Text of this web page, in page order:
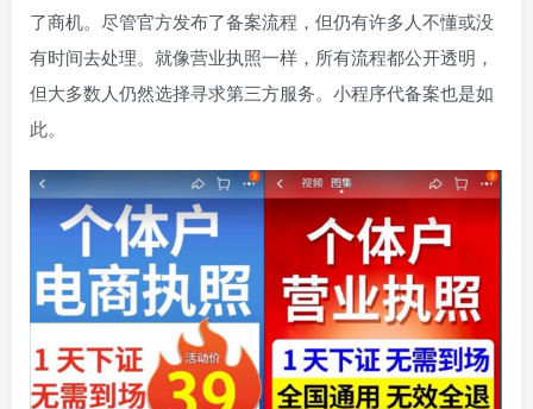
了商机。尽管官方发布了备案流程，但仍有许多人不懂或没
有时间去处理。就像营业执照一样，所有流程都公开透明，
但大多数人仍然选择寻求第三方服务。小程序代备案也是如
此。